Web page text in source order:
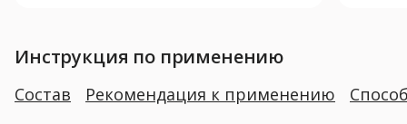
Инструкция по применению
Состав Рекомендация к применению